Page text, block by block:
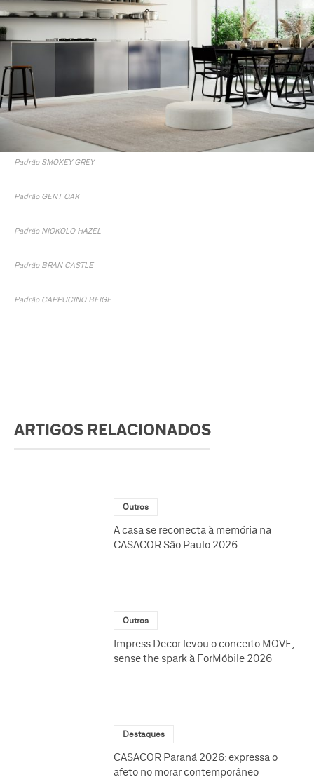
Padrão SMOKEY GREY
Padrão GENT OAK
Padrão NIOKOLO HAZEL
Padrão BRAN CASTLE
Padrão CAPPUCINO BEIGE
ARTIGOS RELACIONADOS
Outros
A casa se reconecta à memória na
CASACOR São Paulo 2026
Outros
Impress Decor levou o conceito MOVE,
sense the spark à ForMóbile 2026
Destaques
CASACOR Paraná 2026: expressa o
afeto no morar contemporâneo